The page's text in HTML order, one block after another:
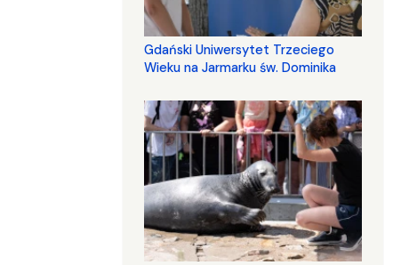
Gdański Uniwersytet Trzeciego
Wieku na Jarmarku św. Dominika